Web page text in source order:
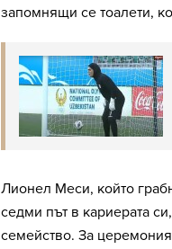
запомнящи се тоалети,
Лионел Меси, който
седми път в кариерата
семейство. За